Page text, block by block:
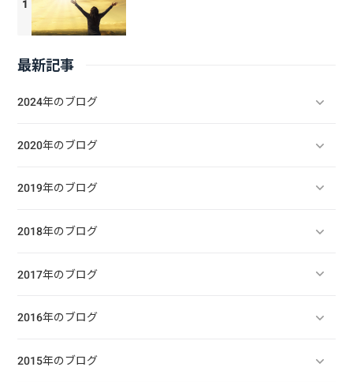
最新記事
2024年のブログ
2020年のブログ
2019年のブログ
2018年のブログ
2017年のブログ
2016年のブログ
2015年のブログ